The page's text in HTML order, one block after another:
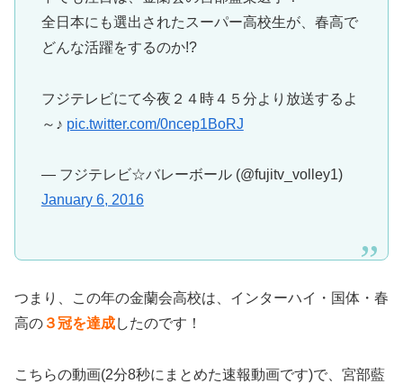
全日本にも選出されたスーパー高校生が、春高で
どんな活躍をするのか!?
フジテレビにて今夜２４時４５分より放送するよ
～♪ pic.twitter.com/0ncep1BoRJ
— フジテレビ☆バレーボール (@fujitv_volley1)
January 6, 2016
つまり、この年の金蘭会高校は、インターハイ・国体・春
高の ３冠を達成したのです！
こちらの動画(2分8秒にまとめた速報動画です)で、宮部藍